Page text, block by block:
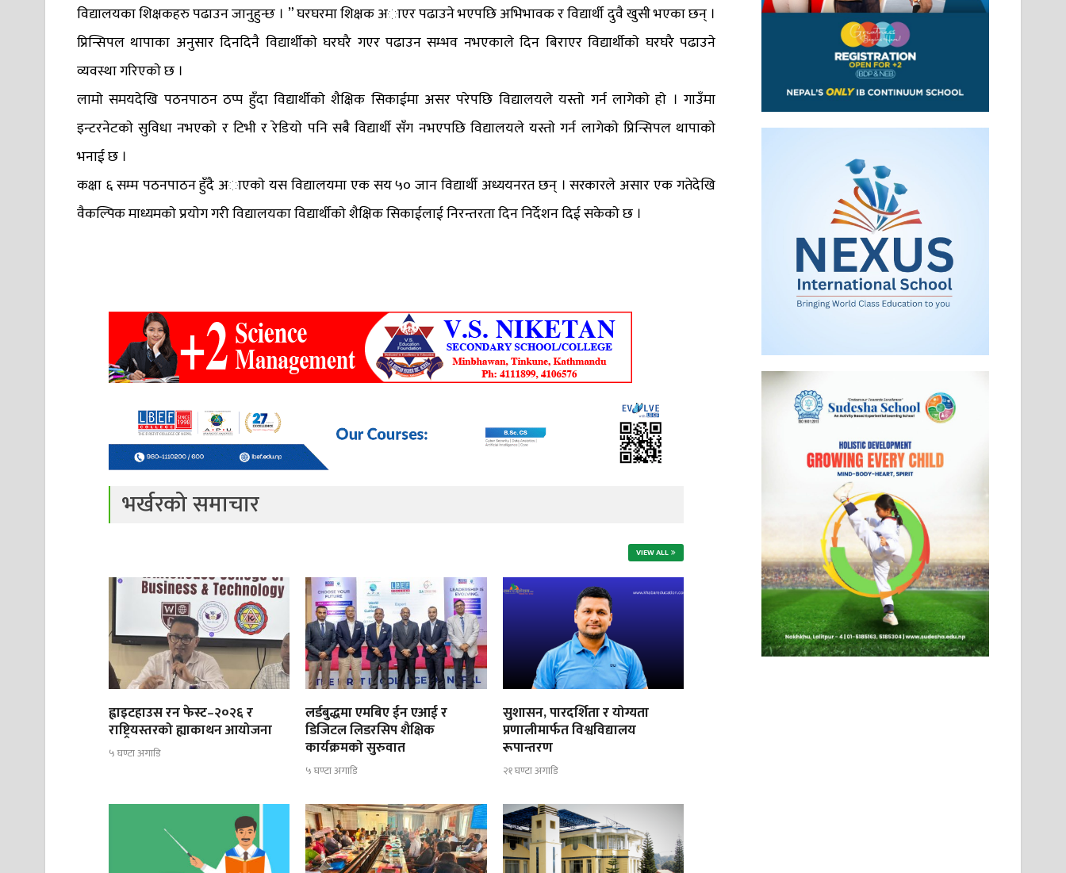
विद्यालयका शिक्षकहरु पढाउन जानुहुन्छ । ” घरघरमा शिक्षक अाएर पढाउने भएपछि अभिभावक र विद्यार्थी दुवै खुसी भएका छन् ।
प्रिन्सिपल थापाका अनुसार दिनदिनै विद्यार्थीकाे घरघरै गएर पढाउन सम्भव नभएकाले दिन बिराएर विद्यार्थीकाे घरघरै पढाउने
व्यवस्था गरिएकाे छ ।
लामाे समयदेखि पठनपाठन ठप्प हुँदा विद्यार्थीकाे शैक्षिक सिकाईमा असर परेपछि विद्यालयले यस्ताे गर्न लागेकाे हाे । गाउँमा
इन्टरनेटकाे सुविधा नभएकाे र टिभी र रेडियाे पनि सबै विद्यार्थी सँग नभएपछि विद्यालयले यस्ताे गर्न लागेकाे प्रिन्सिपल थापाकाे
भनाई छ ।
कक्षा ६ सम्म पठनपाठन हुँदै अाएकाे यस विद्यालयमा एक सय ५० जान विद्यार्थी अध्ययनरत छन् । सरकारले असार एक गतेदेखि
वैकल्पिक माध्यमकाे प्रयाेग गरी विद्यालयका विद्यार्थीकाे शैक्षिक सिकाईलाई निरन्तरता दिन निर्देशन दिई सकेकाे छ ।
भर्खरको समाचार
VIEW ALL
ह्वाइटहाउस रन फेस्ट–२०२६ र
राष्ट्रियस्तरको ह्याकाथन आयोजना
५ घण्टा अगाडि
लर्डबुद्धमा एमबिए ईन एआई र
डिजिटल लिडरसिप शैक्षिक
कार्यक्रमको सुरुवात
५ घण्टा अगाडि
सुशासन, पारदर्शिता र योग्यता
प्रणालीमार्फत विश्वविद्यालय
रूपान्तरण
२१ घण्टा अगाडि